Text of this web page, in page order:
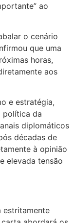
ao
o cenário
que uma
horas,
aos
e estratégia,
política da
diplomáticos
décadas de
à opinião
elevada tensão
estritamente